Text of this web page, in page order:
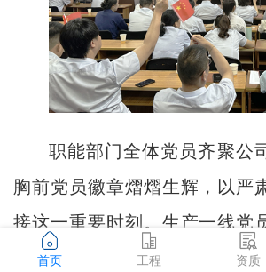
首页 工程 资质
职能部门全体党员齐聚公
胸前党员徽章熠熠生辉，以严
接这一重要时刻。生产一线党
灵活安排观看，在保障生产有